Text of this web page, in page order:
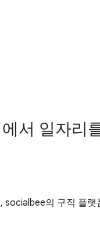
서 일자리
의 구직 플랫